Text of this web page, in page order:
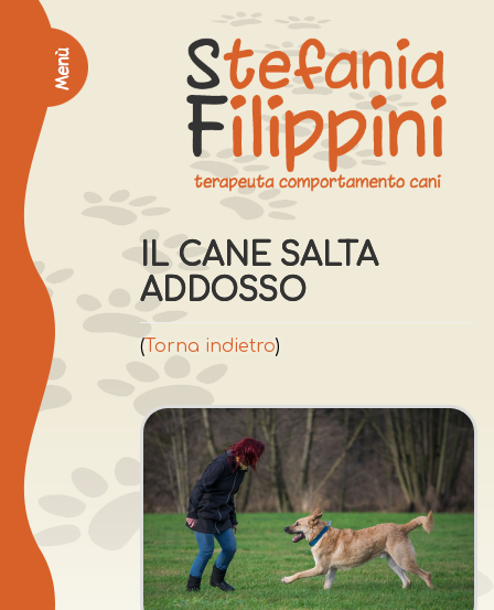
IL CANE SALTA
ADDOSSO
(Torna indietro)